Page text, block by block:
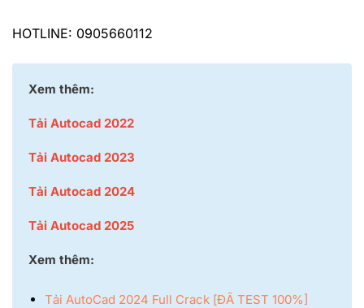
HOTLINE: 0905660112
Xem thêm:
Tải Autocad 2022
Tải Autocad 2023
Tải Autocad 2024
Tải Autocad 2025
Xem thêm:
Tải AutoCad 2024 Full Crack [ĐÃ TEST 100%]